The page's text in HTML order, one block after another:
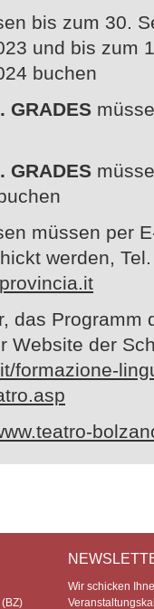
bis zum 30.
und bis zum
buchen
GRADES
GRADES
müssen per
werden,
das Programm
Website der
formazione-
Wir schicken